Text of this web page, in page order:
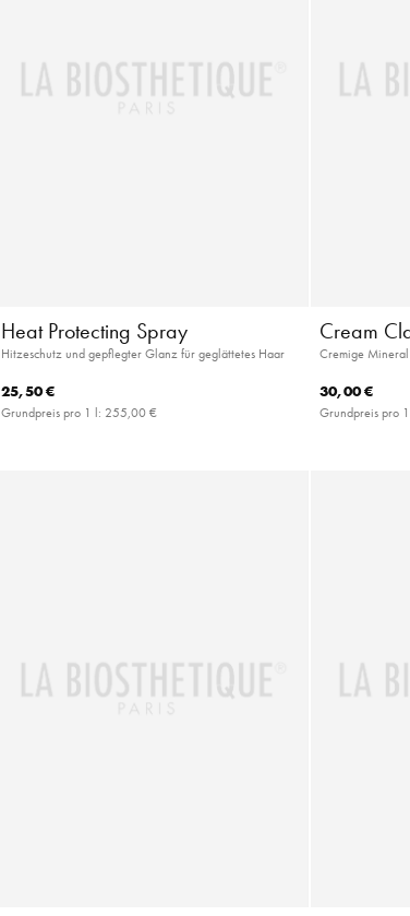
Heat Protecting Spray
Hitzeschutz und gepflegter Glanz für geglättetes Haar
25,50 €
Grundpreis pro 1 l: 255,00 €
Cream
Cremige Mineral
30,00 €
Grundpreis pro